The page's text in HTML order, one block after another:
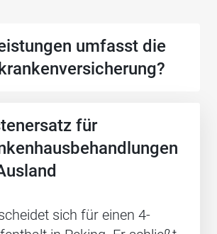
umfasst die
für
sich für einen 4-